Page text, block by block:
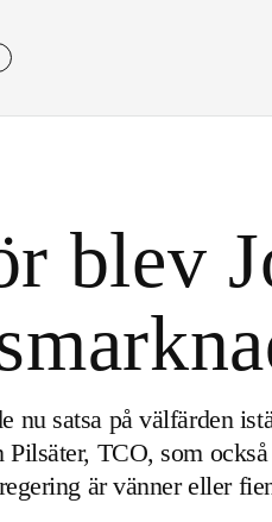
blev
nu satsa på välfärden
TCO, som
är vänner eller